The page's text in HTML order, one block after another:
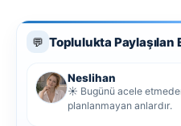
💬 Toplulukta Paylaşılan
Neslihan
☀️ Bugünü acele
planlanmayan anlardır.